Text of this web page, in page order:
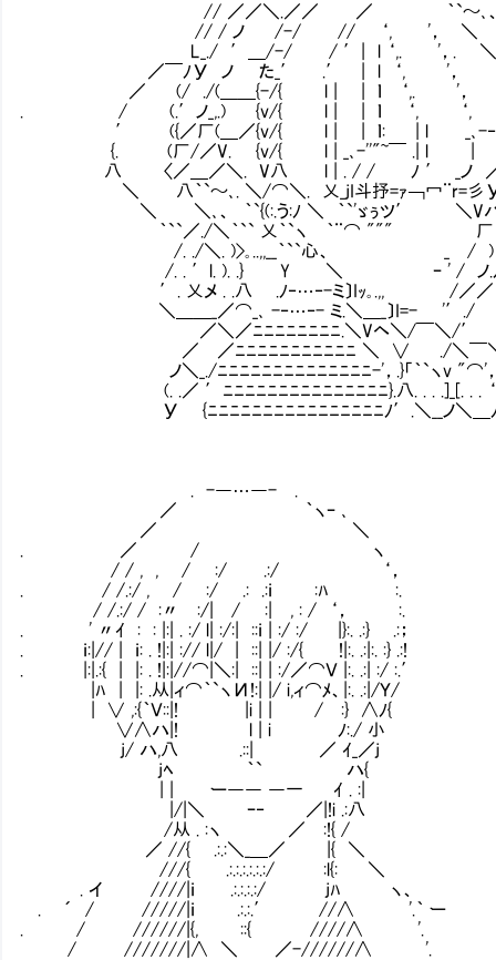
// ／／＼.／／ ／ ｀`～､
// / ノ /-/ // ‘, '， ＼
L_./ ′＿/-/ / ′| l ‘,. '，. ＼ '
／￣ﾉУ ノ た_′ .′ | l ‘, '， '，
／ (/ ./(＿＿{-/{ l | | ｌ ‘,. '，
. / (.′ノ_,.) {v/{ l | | ｌ ‘, ‘,
′ ({／厂(＿／{v/{ l | | ｌ: | l _､-‐
{. (厂/／V. {v/{ l | _､-''"~￣ .| l |
八 〈／＿／＼. V八 l | . / / ﾉ ′ _ノ ／
＼ 八｀`～､. ＼/⌒＼. 乂_jI斗抒=ｧ￢冖¨r=
＼ ＼､、 ｀`{(:.う:ﾉ ＼ ｀`'ゞぅツ′ ＼V
｀``／./＼｀`` 乂｀`ヽ ｀¨⌒ """ 厂 } 場は
/. ./＼. )>｡..,,__｀``心、 _ / )
/. . ′l. ). .} Y ＼ ｰ ' / ノ.ﾉ すみません
′. 乂メ . .八 .ﾉ‐…‐-ミ〕Iｯ｡.,, /／／
＼＿＿_／⌒_､ -‐…‐- ミ.＼＿_〕I=- '′./
／＼／ﾆﾆﾆﾆﾆﾆﾆﾆ.＼Vヘ＼/￣＼/′
／ ／ﾆﾆﾆﾆﾆﾆﾆﾆﾆﾆﾆ ＼ ∨ ./＼￣＼ ./
ノ＼_./ﾆﾆﾆﾆﾆﾆﾆﾆﾆﾆﾆﾆﾆﾆ-'，.}「｀`ヽv "⌒'，
(. .／ ′ﾆﾆﾆﾆﾆﾆﾆﾆﾆﾆﾆﾆﾆﾆﾆ}.八. . . .]_[. . . ‘,
У {ﾆﾆﾆﾆﾆﾆﾆﾆﾆﾆﾆﾆﾆﾆﾆﾆﾉ′.＼__ノ＼＿ﾉ ﾉ
. -―…―- .
／ ｀ヽｰ ､
／ ＼
. ／ / ヽ
/ / , , / :/ .:/ ‘，
. / /.:/ , / :/ .: .:ｉ :ﾊ :.
/ /.:/ / :〃 :/| / :| , : / ‘， :.
. ' 〃ｲ : : |:| . :/ l| :/:| ::ｉ | :/ :/ |}:. .:} .:；
. ｉ:|// | ｉ: . !|:| :// l|/ | ::| |/ :/{ !|:. .:|:. :} .:!
. |:|.:{ | |: . !|:|//⌒|＼:| ::| | :/／⌒Ｖ |:. .:| :/ :.′
|ﾊ | |: .从|ィ⌒｀`ヽИ!:| |/ i,ィ⌒ﾒ、|:. .:|/Ｙ/
| ∨ ,:{｀Ｖ::|! |i | | / :} ∧ﾉ{ 別に場が盛
∨∧ハ|! l | i ﾉ:./ 小
j/ ハ,八 .::| ／ ｲ_／j いきなり現れた
jﾍ ｀` ハ{
| | ー―― ―一 ｲ . :| どうすれ
|/|＼ ｰ‐ ／|!i .:八
/从 . :ヽ ／ :!{ /
／ //{ .:.:＼_＿／ |{ ＼
///{ .:.:.:.:.:.:/ :l{: ＼
. イ ////|ｉ .:.:.:.:/ jﾊ ヽ、
. ´ / /////|ｉ .:.:.′ //∧ '.｀ ー
. / //////|{, ::{ ////∧ '.
/ ///////|∧ ＼ ／-//////∧ '.